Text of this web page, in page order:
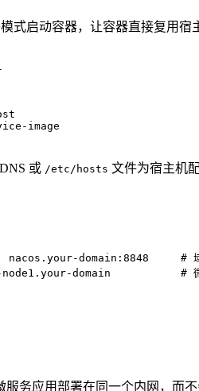
模式启动容器，让容器直接复用宿
image
或 /etc/hosts 文件为宿主机
nacos.your-domain:8848
#
domain #
务应用部署在同一个内网，而